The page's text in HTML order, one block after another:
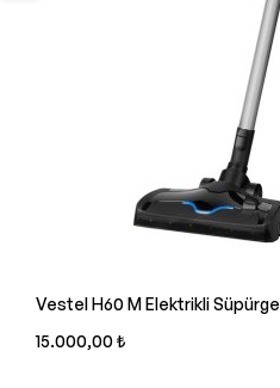
Vestel H60 M Elektrikli Süpürge
15.000,00 ₺